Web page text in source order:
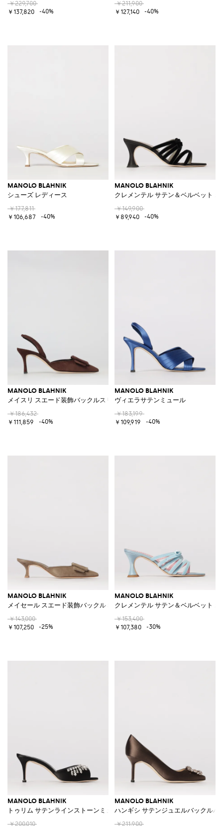
￥229,700
￥137,820
-40%
￥211,900
￥127,140
-40%
MANOLO BLAHNIK
シューズ レディース
￥177,811
￥106,687
-40%
MANOLO BLAHNIK
クレメンテル サテン＆ベルベット
￥149,900
￥89,940
-40%
MANOLO BLAHNIK
メイスリ スエード装飾バックルスリングバック
￥186,432
￥111,859
-40%
MANOLO BLAHNIK
ヴィエラサテンミュール
￥183,199
￥109,919
-40%
MANOLO BLAHNIK
メイセール スエード装飾バックルミュール
￥143,000
￥107,250
-25%
MANOLO BLAHNIK
クレメンテル サテン＆ベルベット
￥153,400
￥107,380
-30%
MANOLO BLAHNIK
トゥリム サテンラインストーンミュール
￥200,010
MANOLO BLAHNIK
ハンギシ サテンジュエルバックルパ
￥211,900